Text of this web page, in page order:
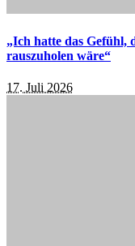
„Ich hatte das Gefühl,
rauszuholen wäre“
17. Juli 2026